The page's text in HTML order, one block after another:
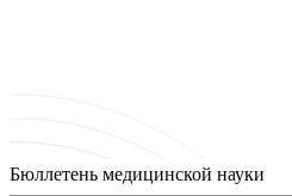
Бюллетень медицинской науки